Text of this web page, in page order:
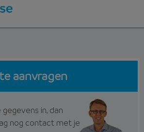
aanvragen
in, dan
nog contact met je